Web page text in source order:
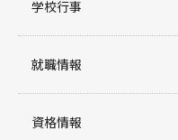
学校行事
就職情報
資格情報